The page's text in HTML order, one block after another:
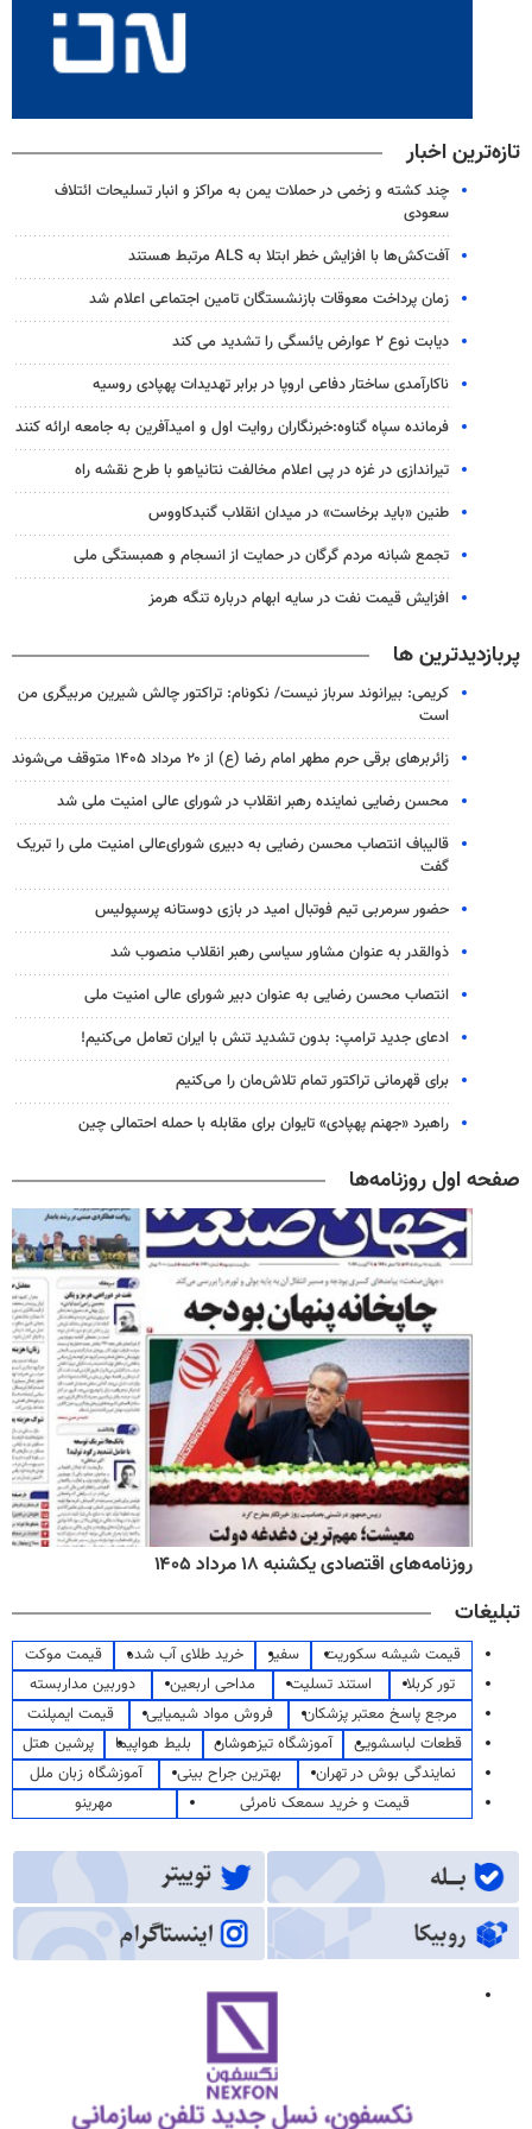
تازه‌ترین اخبار
چند کشته و زخمی در حملات یمن به مراکز و انبار تسلیحات ائتلاف
سعودی
آفت‌کش‌ها با افزایش خطر ابتلا به ALS مرتبط هستند
زمان پرداخت معوقات بازنشستگان تامین اجتماعی اعلام شد
دیابت نوع ۲ عوارض یائسگی را تشدید می کند
ناکارآمدی ساختار دفاعی اروپا در برابر تهدیدات پهپادی روسیه
فرمانده سپاه گناوه:خبرنگاران روایت اول و امیدآفرین به جامعه ارائه کنند
تیراندازی در غزه در پی اعلام مخالفت نتانیاهو با طرح نقشه راه
طنین «باید برخاست» در میدان انقلاب گنبدکاووس
تجمع شبانه مردم گرگان در حمایت از انسجام و همبستگی ملی
افزایش قیمت نفت در سایه ابهام درباره تنگه هرمز
پربازدیدترین ها
کریمی: بیرانوند سرباز نیست/ نکونام: تراکتور چالش شیرین مربیگری من
است
زائربرهای برقی حرم مطهر امام رضا (ع) از ۲۰ مرداد ۱۴۰۵ متوقف می‌شوند
محسن رضایی نماینده رهبر انقلاب در شورای عالی امنیت ملی شد
قالیباف انتصاب محسن رضایی به دبیری شورای‌عالی امنیت ملی را تبریک
گفت
حضور سرمربی تیم فوتبال امید در بازی دوستانه پرسپولیس
ذوالقدر به عنوان مشاور سیاسی رهبر انقلاب منصوب شد
انتصاب محسن رضایی به عنوان دبیر شورای عالی امنیت ملی
ادعای جدید ترامپ: بدون تشدید تنش با ایران تعامل می‌کنیم!
برای قهرمانی تراکتور تمام تلاش‌مان را می‌کنیم
راهبرد «جهنم پهپادی» تایوان برای مقابله با حمله احتمالی چین
صفحه اول روزنامه‌ها
روزنامه‌های اقتصادی یکشنبه ۱۸ مرداد ۱۴۰۵
تبلیغات
قیمت شیشه سکوریت سفیر خرید طلای آب شده
قیمت موکت
تور کربلا
استند تسلیت مداحی اربعین
دوربین مداربسته
مرجع پاسخ معتبر پزشکان
فروش مواد شیمیایی
قیمت ایمپلنت
قطعات لباسشویی
آموزشگاه تیزهوشان بلیط هواپیما
پرشین هتل
نمایندگی بوش در تهران
بهترین جراح بینی
آموزشگاه زبان ملل
قیمت و خرید سمعک نامرئی
مهرینو